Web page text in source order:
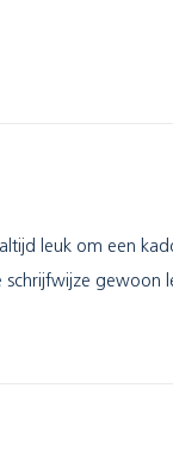
leuk om een
schrijfwijze gewoon